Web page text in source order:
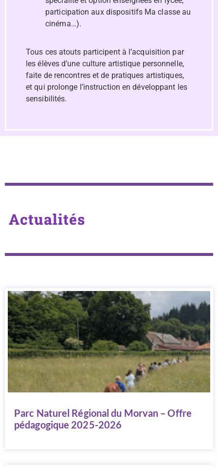
participation aux dispositifs Ma classe au
cinéma…).
Tous ces atouts participent à l’acquisition par
les élèves d’une culture artistique personnelle,
faite de rencontres et de pratiques artistiques,
et qui prolonge l’instruction en développant les
sensibilités.
Actualités
Parc Naturel Régional du Morvan – Offre
pédagogique 2025-2026